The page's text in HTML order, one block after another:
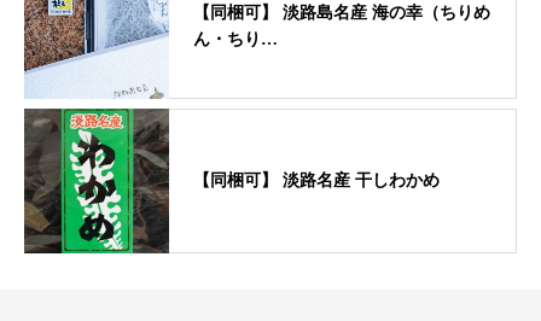
【同梱可】 淡路島名産 海の幸（ちりめ
ん・ちり…
【同梱可】 淡路名産 干しわかめ